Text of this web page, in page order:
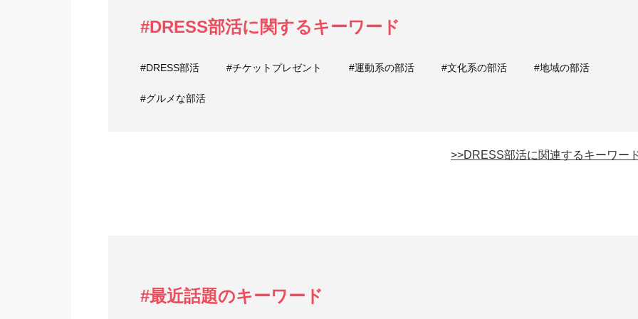
#DRESS部活に関するキーワード
#DRESS部活 #チケットプレゼント #運動系の部活 #文化系の部活 #地域の部活
#グルメな部活
>>DRESS部活に関連するキーワー
#最近話題のキーワード